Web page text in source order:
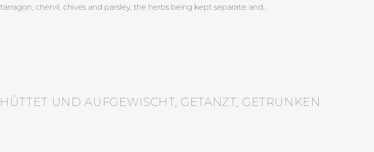
chervil, chives and parsley, the herbs being kept separate and..
UND AUFGEWISCHT, GETANZT, GETRUNKEN